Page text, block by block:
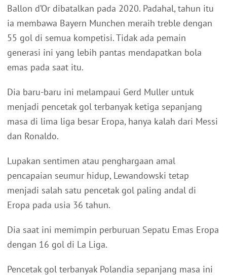
Ballon d’Or dibatalkan pada 2020. Padahal, tahun itu
ia membawa Bayern Munchen meraih treble dengan
55 gol di semua kompetisi. Tidak ada pemain
generasi ini yang lebih pantas mendapatkan bola
emas pada saat itu.
Dia baru-baru ini melampaui Gerd Muller untuk
menjadi pencetak gol terbanyak ketiga sepanjang
masa di lima liga besar Eropa, hanya kalah dari Messi
dan Ronaldo.
Lupakan sentimen atau penghargaan amal
pencapaian seumur hidup, Lewandowski tetap
menjadi salah satu pencetak gol paling andal di
Eropa pada usia 36 tahun.
Dia saat ini memimpin perburuan Sepatu Emas Eropa
dengan 16 gol di La Liga.
Pencetak gol terbanyak Polandia sepanjang masa ini